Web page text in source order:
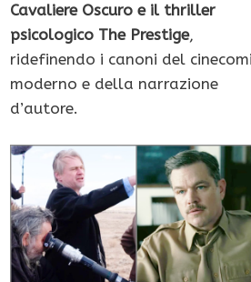
Cavaliere Oscuro e il thriller
psicologico The Prestige,
ridefinendo i canoni del
moderno e della narrazione
d’autore.